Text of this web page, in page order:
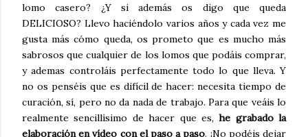
lomo casero? ¿Y si además os digo que queda
DELICIOSO? Llevo haciéndolo varios años y cada vez me
gusta más cómo queda, os prometo que es mucho más
sabrosos que cualquier de los lomos que podáis comprar,
y ademas controláis perfectamente todo lo que lleva. Y
no os penséis que es difícil de hacer: necesita tiempo de
curación, sí, pero no da nada de trabajo. Para que veáis lo
realmente sencillísimo de hacer que es,he grabado la
elaboración en vídeo con el paso a paso. ¡No podéis dejar